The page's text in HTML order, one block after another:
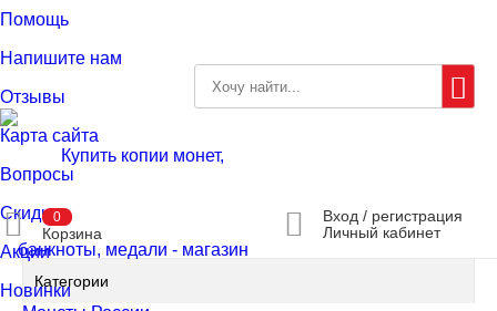
Помощь
Напишите нам
Отзывы
Карта сайта
Вопросы
Скидки
Акции
Новинки
0
Корзина
Вход / регистрация
Личный кабинет
Категории